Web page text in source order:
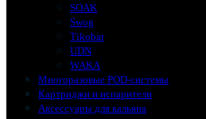
SOAK
Swog
Tikobar
UDN
WAKA
Многоразовые POD-системы
Картриджи и испарители
Аксессуары для кальяна